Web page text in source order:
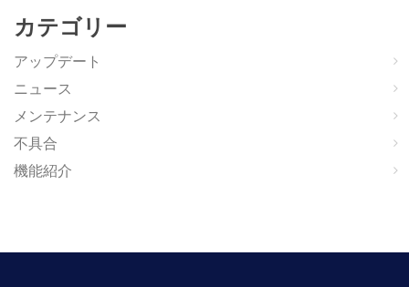
カテゴリー
アップデート
ニュース
メンテナンス
不具合
機能紹介